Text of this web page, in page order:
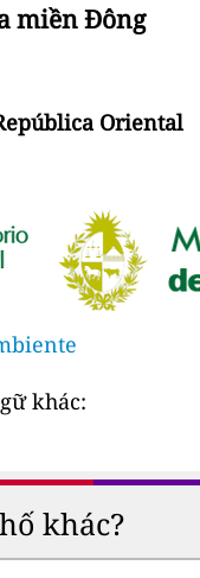
miền Đông
Oriental
khác:
khác?